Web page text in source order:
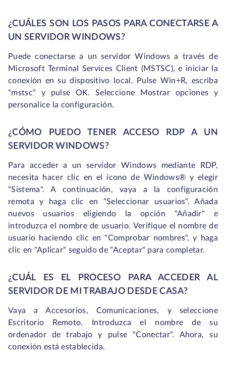
¿CUÁLES SON LOS PASOS PARA CONECTARSE A
UN SERVIDOR WINDOWS?
Puede conectarse a un servidor Windows a través de
Microsoft Terminal Services Client (MSTSC), e iniciar la
conexión en su dispositivo local. Pulse Win+R, escriba
"mstsc" y pulse OK. Seleccione Mostrar opciones y
personalice la configuración.
¿CÓMO PUEDO TENER ACCESO RDP A UN
SERVIDOR WINDOWS?
Para acceder a un servidor Windows mediante RDP,
necesita hacer clic en el icono de Windows® y elegir
"Sistema". A continuación, vaya a la configuración
remota y haga clic en "Seleccionar usuarios". Añada
nuevos usuarios eligiendo la opción "Añadir" e
introduzca el nombre de usuario. Verifique el nombre de
usuario haciendo clic en "Comprobar nombres", y haga
clic en "Aplicar" seguido de "Aceptar" para completar.
¿CUÁL ES EL PROCESO PARA ACCEDER AL
SERVIDOR DE MI TRABAJO DESDE CASA?
Vaya a Accesorios, Comunicaciones, y seleccione
Escritorio Remoto. Introduzca el nombre de su
ordenador de trabajo y pulse "Conectar". Ahora, su
conexión está establecida.